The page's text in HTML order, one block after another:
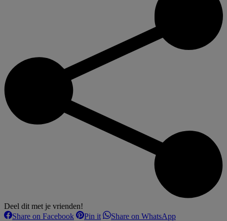
Deel dit met je vrienden!
Share on FacebookSharePin itShareShare on WhatsAppShare